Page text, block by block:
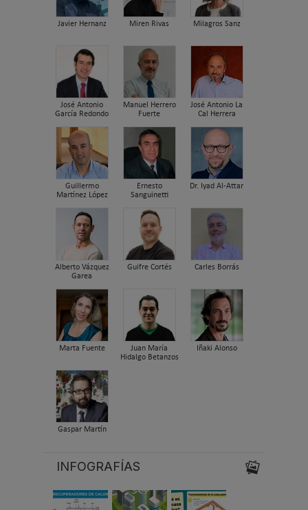
Javier Hernanz Miren Rivas Milagros Sanz
José Antonio
García Redondo
Manuel Herrero
Fuerte
José Antonio La
Cal Herrera
Guillermo
Martínez López
Ernesto
Sanguinetti
Dr. Iyad Al-Attar
Alberto Vázquez
Garea
Guifre Cortés Carles Borrás
Marta Fuente
Juan María
Hidalgo Betanzos
Iñaki Alonso
Gaspar Martín
INFOGRAFÍAS